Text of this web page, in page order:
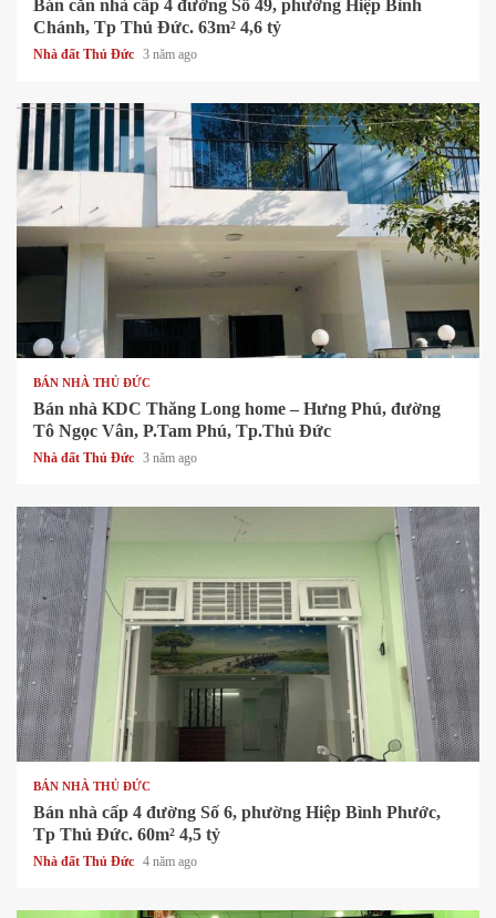
Bán căn nhà cấp 4 đường Số 49, phường Hiệp Bình
Chánh, Tp Thủ Đức. 63m² 4,6 tỷ
Nhà đất Thủ Đức 3 năm ago
1 min read
BÁN NHÀ THỦ ĐỨC
Bán nhà KDC Thăng Long home – Hưng Phú, đường
Tô Ngọc Vân, P.Tam Phú, Tp.Thủ Đức
Nhà đất Thủ Đức 3 năm ago
1 min read
BÁN NHÀ THỦ ĐỨC
Bán nhà cấp 4 đường Số 6, phường Hiệp Bình Phước,
Tp Thủ Đức. 60m² 4,5 tỷ
Nhà đất Thủ Đức 4 năm ago